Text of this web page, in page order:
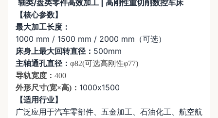
轴类/盘类零件高效加工 | 高刚性重切削数控车床
【核心参数】
最大加工长度​：
1000 mm / 1500 mm / 2000 mm（可选）
床身上最大回转直径​： 500mm
主轴通孔直径​： φ82(可选高刚性φ77)
导轨宽度： 400
外形尺寸(宽×高)： 1000x1500
【适用行业】
广泛应用于汽车零部件、五金加工、石油化工、航空航